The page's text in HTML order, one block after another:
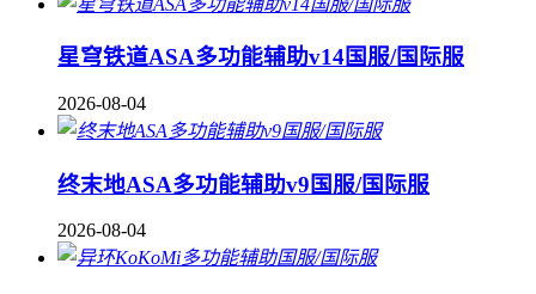
星穹铁道ASA多功能辅助v14国服/国际服
2026-08-04
终末地ASA多功能辅助v9国服/国际服
2026-08-04